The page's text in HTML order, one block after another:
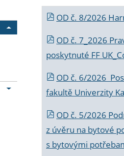
OD č. 8/2026
OD č. 7_2026
poskytnuté FF
OD č. 6/2026
fakultě Univerzity
OD č. 5/2026
z úvěru na bytové
s bytovými